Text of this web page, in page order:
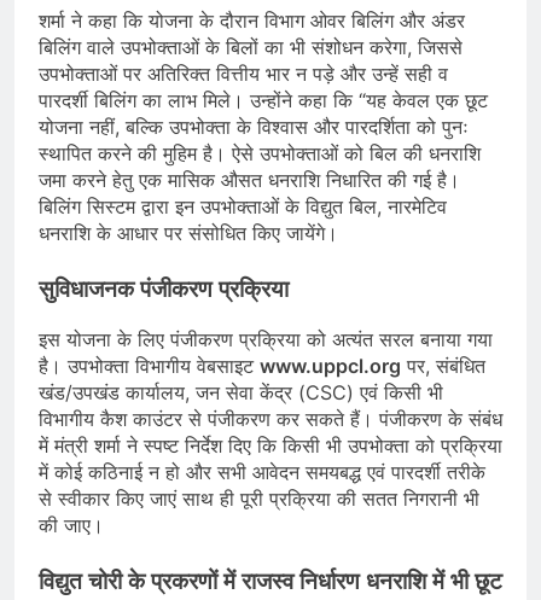
शर्मा ने कहा कि योजना के दौरान विभाग ओवर बिलिंग और अंडर
बिलिंग वाले उपभोक्ताओं के बिलों का भी संशोधन करेगा, जिससे
उपभोक्ताओं पर अतिरिक्त वित्तीय भार न पड़े और उन्हें सही व
पारदर्शी बिलिंग का लाभ मिले। उन्होंने कहा कि “यह केवल एक छूट
योजना नहीं, बल्कि उपभोक्ता के विश्वास और पारदर्शिता को पुनः
स्थापित करने की मुहिम है। ऐसे उपभोक्ताओं को बिल की धनराशि
जमा करने हेतु एक मासिक औसत धनराशि निधारित की गई है।
बिलिंग सिस्टम द्वारा इन उपभोक्ताओं के विद्युत बिल, नारमेटिव
धनराशि के आधार पर संसोधित किए जायेंगे।
सुविधाजनक पंजीकरण प्रक्रिया
इस योजना के लिए पंजीकरण प्रक्रिया को अत्यंत सरल बनाया गया
है। उपभोक्ता विभागीय वेबसाइट www.uppcl.org पर, संबंधित
खंड/उपखंड कार्यालय, जन सेवा केंद्र (CSC) एवं किसी भी
विभागीय कैश काउंटर से पंजीकरण कर सकते हैं। पंजीकरण के संबंध
में मंत्री शर्मा ने स्पष्ट निर्देश दिए कि किसी भी उपभोक्ता को प्रक्रिया
में कोई कठिनाई न हो और सभी आवेदन समयबद्ध एवं पारदर्शी तरीके
से स्वीकार किए जाएं साथ ही पूरी प्रक्रिया की सतत निगरानी भी
की जाए।
विद्युत चोरी के प्रकरणों में राजस्व निर्धारण धनराशि में भी छूट